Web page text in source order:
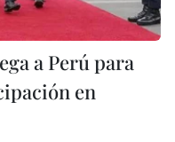
a Perú para
en